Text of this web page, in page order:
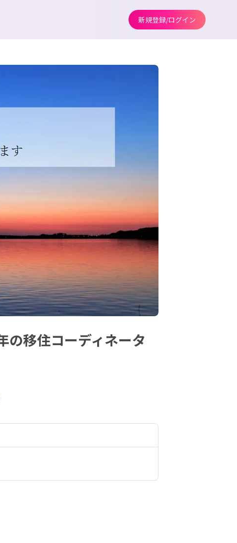
新規登録/ログイン
の移住コーディネータ